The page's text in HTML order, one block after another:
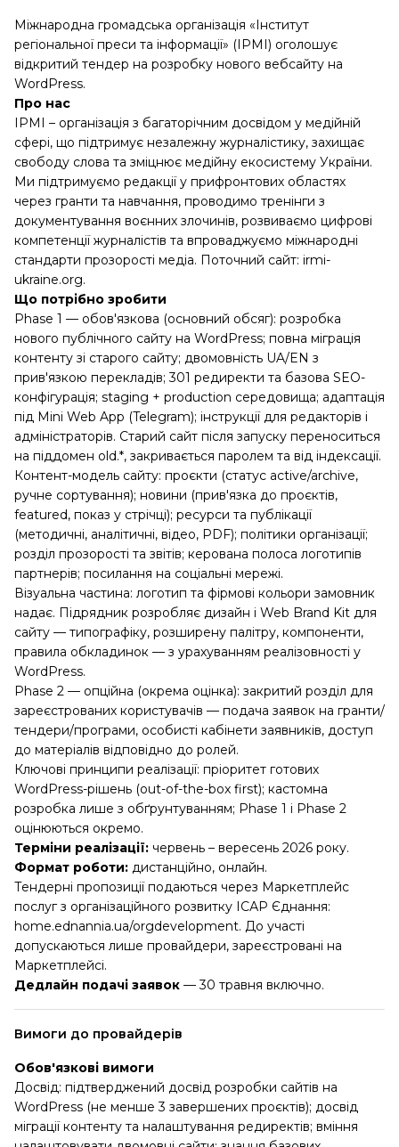
Міжнародна громадська організація «Інститут
регіональної преси та інформації» (ІРМІ) оголошує
відкритий тендер на розробку нового вебсайту на
WordPress.
Про нас
ІРМІ – організація з багаторічним досвідом у медійній
сфері, що підтримує незалежну журналістику, захищає
свободу слова та зміцнює медійну екосистему України.
Ми підтримуємо редакції у прифронтових областях
через гранти та навчання, проводимо тренінги з
документування воєнних злочинів, розвиваємо цифрові
компетенції журналістів та впроваджуємо міжнародні
стандарти прозорості медіа. Поточний сайт: irmi-
ukraine.org.
Що потрібно зробити
Phase 1 — обов'язкова (основний обсяг): розробка
нового публічного сайту на WordPress; повна міграція
контенту зі старого сайту; двомовність UA/EN з
прив'язкою перекладів; 301 редиректи та базова SEO-
конфігурація; staging + production середовища; адаптація
під Mini Web App (Telegram); інструкції для редакторів і
адміністраторів. Старий сайт після запуску переноситься
на піддомен old.*, закривається паролем та від індексації.
Контент-модель сайту: проєкти (статус active/archive,
ручне сортування); новини (прив'язка до проєктів,
featured, показ у стрічці); ресурси та публікації
(методичні, аналітичні, відео, PDF); політики організації;
розділ прозорості та звітів; керована полоса логотипів
партнерів; посилання на соціальні мережі.
Візуальна частина: логотип та фірмові кольори замовник
надає. Підрядник розробляє дизайн і Web Brand Kit для
сайту — типографіку, розширену палітру, компоненти,
правила обкладинок — з урахуванням реалізовності у
WordPress.
Phase 2 — опційна (окрема оцінка): закритий розділ для
зареєстрованих користувачів — подача заявок на гранти/
тендери/програми, особисті кабінети заявників, доступ
до матеріалів відповідно до ролей.
Ключові принципи реалізації: пріоритет готових
WordPress-рішень (out-of-the-box first); кастомна
розробка лише з обґрунтуванням; Phase 1 і Phase 2
оцінюються окремо.
Терміни реалізації: червень – вересень 2026 року.
Формат роботи: дистанційно, онлайн.
Тендерні пропозиції подаються через Маркетплейс
послуг з організаційного розвитку ІСАР Єднання:
home.ednannia.ua/orgdevelopment. До участі
допускаються лише провайдери, зареєстровані на
Маркетплейсі.
Дедлайн подачі заявок — 30 травня включно.
Вимоги до провайдерів
Обов'язкові вимоги
Досвід: підтверджений досвід розробки сайтів на
WordPress (не менше 3 завершених проєктів); досвід
міграції контенту та налаштування редиректів; вміння